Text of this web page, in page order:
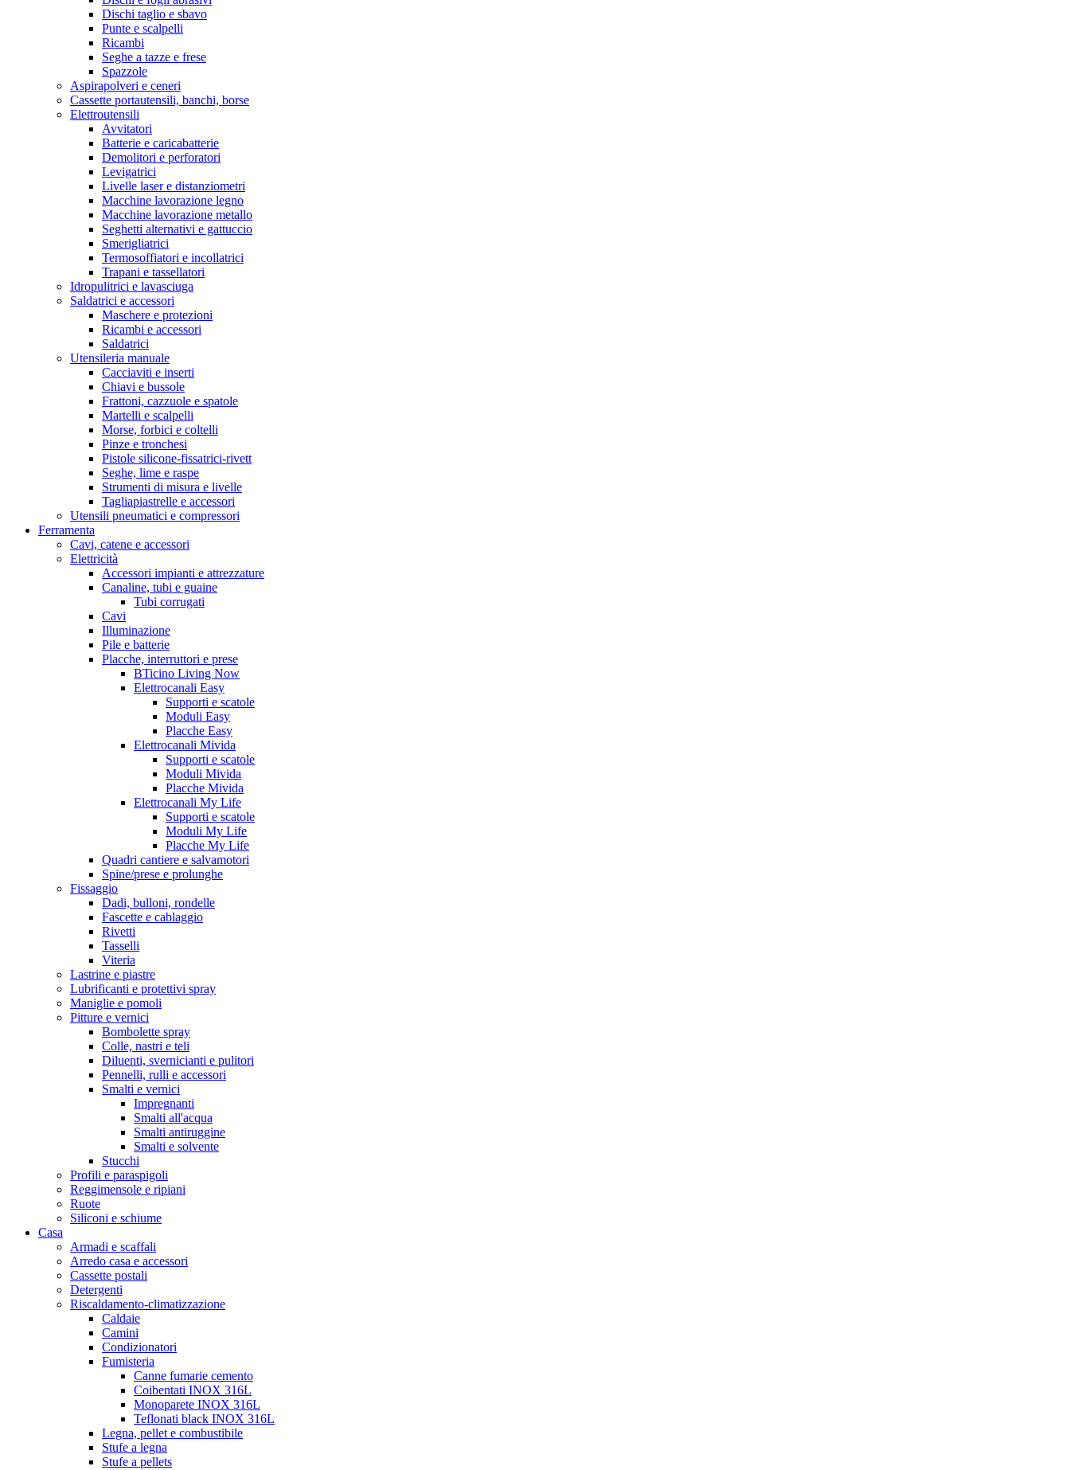
Dischi taglio e sbavo
Punte e scalpelli
Ricambi
Seghe a tazze e frese
Spazzole
Aspirapolveri e ceneri
Cassette portautensili, banchi, borse
Elettroutensili
Avvitatori
Batterie e caricabatterie
Demolitori e perforatori
Levigatrici
Livelle laser e distanziometri
Macchine lavorazione legno
Macchine lavorazione metallo
Seghetti alternativi e gattuccio
Smerigliatrici
Termosoffiatori e incollatrici
Trapani e tassellatori
Idropulitrici e lavasciuga
Saldatrici e accessori
Maschere e protezioni
Ricambi e accessori
Saldatrici
Utensileria manuale
Cacciaviti e inserti
Chiavi e bussole
Frattoni, cazzuole e spatole
Martelli e scalpelli
Morse, forbici e coltelli
Pinze e tronchesi
Pistole silicone-fissatrici-rivett
Seghe, lime e raspe
Strumenti di misura e livelle
Tagliapiastrelle e accessori
Utensili pneumatici e compressori
Ferramenta
Cavi, catene e accessori
Elettricità
Accessori impianti e attrezzature
Canaline, tubi e guaine
Tubi corrugati
Cavi
Illuminazione
Pile e batterie
Placche, interruttori e prese
BTicino Living Now
Elettrocanali Easy
Supporti e scatole
Moduli Easy
Placche Easy
Elettrocanali Mivida
Supporti e scatole
Moduli Mivida
Placche Mivida
Elettrocanali My Life
Supporti e scatole
Moduli My Life
Placche My Life
Quadri cantiere e salvamotori
Spine/prese e prolunghe
Fissaggio
Dadi, bulloni, rondelle
Fascette e cablaggio
Rivetti
Tasselli
Viteria
Lastrine e piastre
Lubrificanti e protettivi spray
Maniglie e pomoli
Pitture e vernici
Bombolette spray
Colle, nastri e teli
Diluenti, svernicianti e pulitori
Pennelli, rulli e accessori
Smalti e vernici
Impregnanti
Smalti all'acqua
Smalti antiruggine
Smalti e solvente
Stucchi
Profili e paraspigoli
Reggimensole e ripiani
Ruote
Siliconi e schiume
Casa
Armadi e scaffali
Arredo casa e accessori
Cassette postali
Detergenti
Riscaldamento-climatizzazione
Caldaie
Camini
Condizionatori
Fumisteria
Canne fumarie cemento
Coibentati INOX 316L
Monoparete INOX 316L
Teflonati black INOX 316L
Legna, pellet e combustibile
Stufe a legna
Stufe a pellets